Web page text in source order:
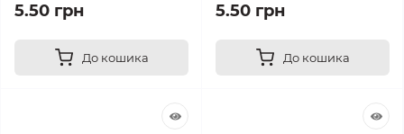
5.50 грн
До кошика
5.50 грн
До кошика